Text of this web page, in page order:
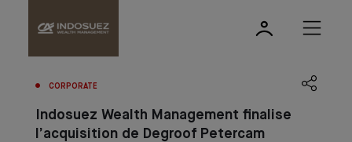
CORPORATE
Indosuez Wealth Management finalise
l’acquisition de Degroof Petercam